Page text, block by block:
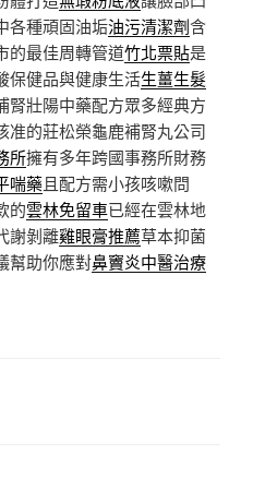
各種頑固油垢油污清潔劑含
的最佳周轉管道竹北票貼是
保健品與健康生活生薑生髮
腎壯陽中藥配方眾多經典方
准的莊松榮龜鹿補腎丸公司
所擁有多年跨國事務所財務
喘藥且配方需小孩咳嗽問
的雲林免留車已經在雲林地
謝剝離雞眼膏推薦草本抑菌
幫助你應對鼻竇炎中醫治療